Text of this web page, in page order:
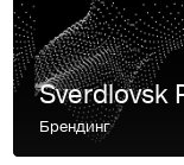
Sverdlovsk
Брендинг